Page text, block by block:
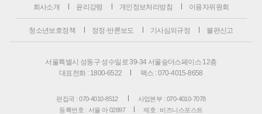
회사소개 윤리강령 개인정보처리방침 이용자위원회
청소년보호정책 정정·반론보도 기사심의규정 불편신고
서울특별시 성동구 성수일로 39-34 서울숲더스페이스 12층
대표전화 : 1800-6522
팩스 : 070-4015-8658
편집국 : 070-4010-8512
사업본부 : 070-4010-7078
등록번호 : 서울 아 02897
제호 : 비즈니스포스트